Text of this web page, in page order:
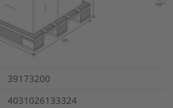
39173200
4031026133324